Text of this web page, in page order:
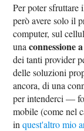
Per poter sfruttare
però avere solo il
computer, sul
unaconnessione
dei tanti provider
delle soluzioni
ancora, di una
per intenderci —
mobile (come nel
inquest'altro mio